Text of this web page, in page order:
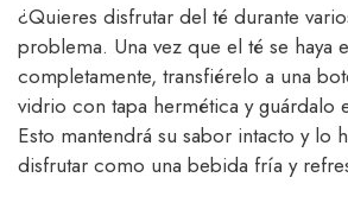
¿Quieres disfrutar del té durante
problema. Una vez que el té se haya
completamente, transfiérelo a una
vidrio con tapa hermética y guárdalo
Esto mantendrá su sabor intacto y lo
disfrutar como una bebida fría y